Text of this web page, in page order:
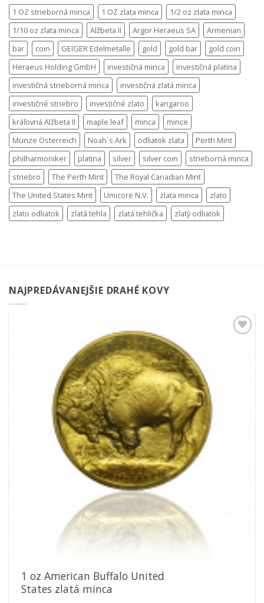
1 OZ strieborná minca 1 OZ zlata minca
1/2 oz zlata minca
1/10 oz zlata minca
Alžbeta II Argor Heraeus SA
Armenian
bar
coin GEIGER Edelmetalle gold gold bar
gold coin
Heraeus Holding GmbH
investičná minca
investičná platina
investičná strieborná minca
investičná zlatá minca
investičné striebro
investičné zlato
kangaroo
kráľovná Alžbeta II
maple leaf minca
mince
Münze Österreich
Noah´s Ark odliatok zlata
Perth Mint
philharmoniker
platina silver silver coin
strieborná minca
striebro
The Perth Mint
The Royal Canadian Mint
The United States Mint
Umicore N.V. zlata minca
zlato
zlato odliatok
zlatá tehla zlatá tehlička zlatý odliatok
NAJPREDÁVANEJŠIE DRAHÉ KOVY
1 oz American Buffalo United
States zlatá minca